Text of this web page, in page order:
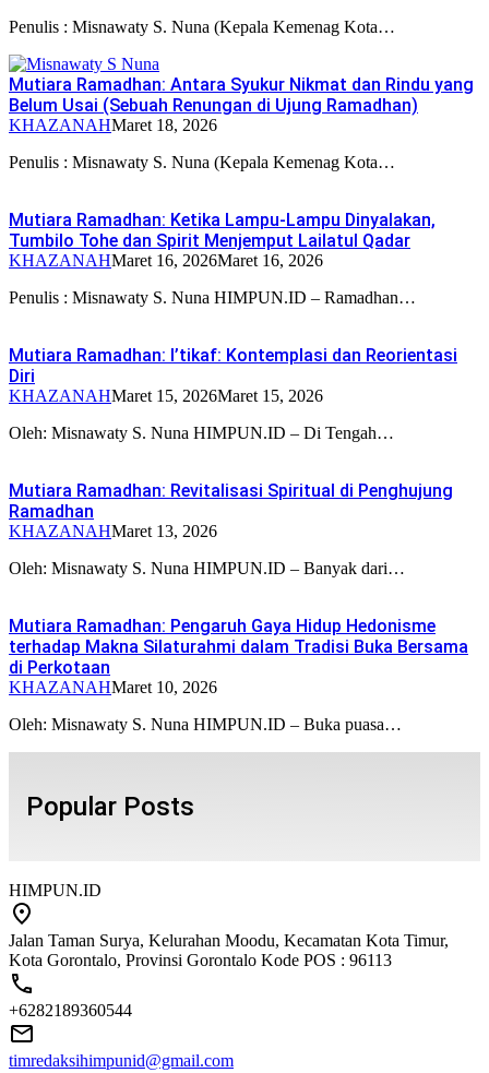
Penulis : Misnawaty S. Nuna (Kepala Kemenag Kota…
Mutiara Ramadhan: Antara Syukur Nikmat dan Rindu yang
Belum Usai (Sebuah Renungan di Ujung Ramadhan)
KHAZANAHMaret 18, 2026
Penulis : Misnawaty S. Nuna (Kepala Kemenag Kota…
Mutiara Ramadhan: Ketika Lampu-Lampu Dinyalakan,
Tumbilo Tohe dan Spirit Menjemput Lailatul Qadar
KHAZANAHMaret 16, 2026Maret 16, 2026
Penulis : Misnawaty S. Nuna HIMPUN.ID – Ramadhan…
Mutiara Ramadhan: I’tikaf: Kontemplasi dan Reorientasi
Diri
KHAZANAHMaret 15, 2026Maret 15, 2026
Oleh: Misnawaty S. Nuna HIMPUN.ID – Di Tengah…
Mutiara Ramadhan: Revitalisasi Spiritual di Penghujung
Ramadhan
KHAZANAHMaret 13, 2026
Oleh: Misnawaty S. Nuna HIMPUN.ID – Banyak dari…
Mutiara Ramadhan: Pengaruh Gaya Hidup Hedonisme
terhadap Makna Silaturahmi dalam Tradisi Buka Bersama
di Perkotaan
KHAZANAHMaret 10, 2026
Oleh: Misnawaty S. Nuna HIMPUN.ID – Buka puasa…
Popular Posts
HIMPUN.ID
Jalan Taman Surya, Kelurahan Moodu, Kecamatan Kota Timur,
Kota Gorontalo, Provinsi Gorontalo Kode POS : 96113
+6282189360544
timredaksihimpunid@gmail.com